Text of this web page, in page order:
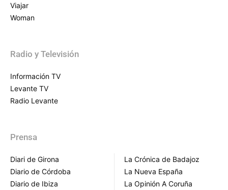
Viajar
Woman
Radio y Televisión
Información TV
Levante TV
Radio Levante
Prensa
Diari de Girona
Diario de Córdoba
Diario de Ibiza
La Crónica de Badajoz
La Nueva España
La Opinión A Coruña